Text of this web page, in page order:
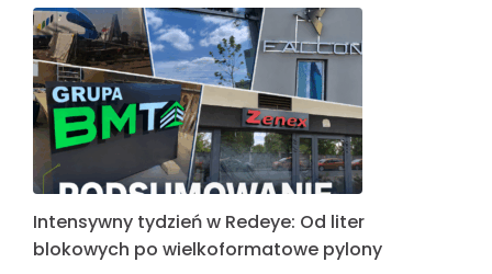
Intensywny tydzień w Redeye: Od liter
blokowych po wielkoformatowe pylony